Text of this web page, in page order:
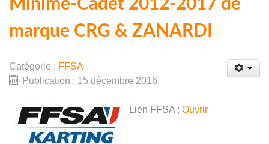
Minime-Cadet 2012-2017 de
marque CRG & ZANARDI
Catégorie : FFSA
Publication : 15 décembre 2016
Lien FFSA : Ouvrir